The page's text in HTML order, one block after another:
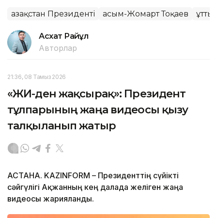
Қазақстан Президенті Қасым-Жомарт Тоқаев
Асхат Райқұл
Авторлар
21:36, 08 Тамыз 2026
«ЖИ-ден жақсырақ»: Президент
тұлпарының жаңа видеосы қызу
талқыланып жатыр
АСТАНА. KAZINFORM – Президенттің сүйікті
сәйгүлігі Ақжанның кең далада желіген жаңа
видеосы жарияланды.